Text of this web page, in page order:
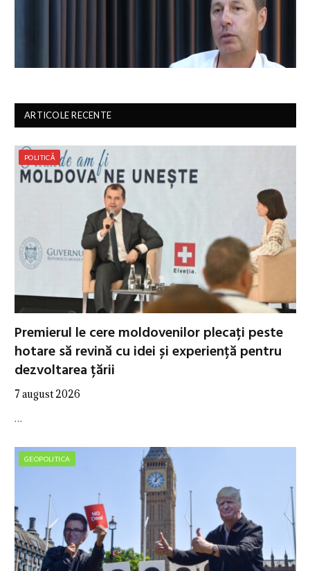
ARTICOLE RECENTE
POLITICĂ
Premierul le cere moldovenilor plecați peste
hotare să revină cu idei și experiență pentru
dezvoltarea țării
7 august 2026
…
GEOPOLITICA